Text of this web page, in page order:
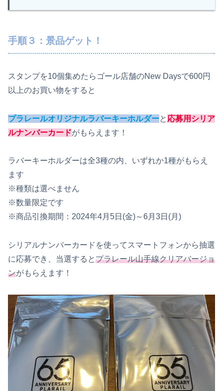
手順３：景品ゲット！
スタンプを10個集めたらゴール店舗のNew Daysで600円
以上のお買い物をすると
プラレールオリジナルラバーキーホルダーと 応募用シリア
ルナンバーカードがもらえます！
ラバーキーホルダーは全3種の内、いずれか1種がもらえ
ます
※種類は選べません
※数量限定です
※商品引換期間：2024年4月5日(金)～6月3日(月)
シリアルナンバーカードを使ってスマートフォンから抽選
に応募でき、当選するとプラレール山手線クリアバージョ
ンがもらえます！